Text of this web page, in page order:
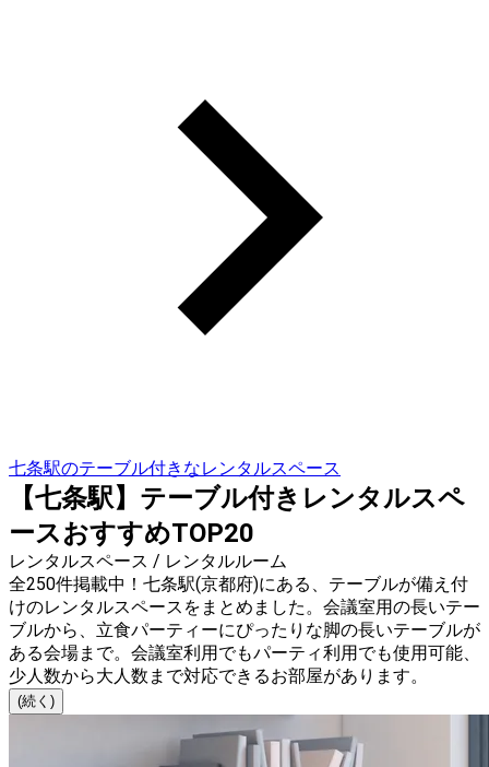
七条駅のテーブル付きなレンタルスペース
【七条駅】テーブル付きレンタルスペ
ースおすすめTOP20
レンタルスペース / レンタルルーム
全250件掲載中！七条駅(京都府)にある、テーブルが備え付
けのレンタルスペースをまとめました。会議室用の長いテー
ブルから、立食パーティーにぴったりな脚の長いテーブルが
ある会場まで。会議室利用でもパーティ利用でも使用可能、
少人数から大人数まで対応できるお部屋があります。
(続く)